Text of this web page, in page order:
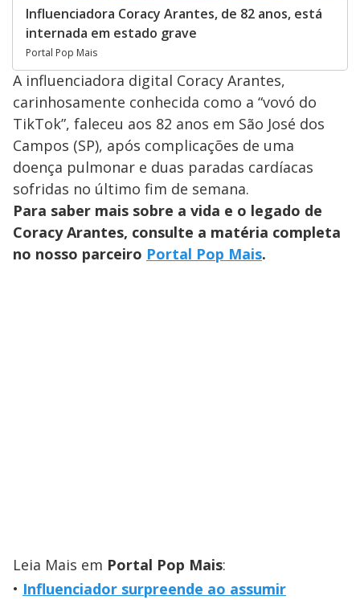
Influenciadora Coracy Arantes, de 82 anos, está
internada em estado grave
Portal Pop Mais
A influenciadora digital Coracy Arantes,
carinhosamente conhecida como a “vovó do
TikTok”, faleceu aos 82 anos em São José dos
Campos (SP), após complicações de uma
doença pulmonar e duas paradas cardíacas
sofridas no último fim de semana.
Para saber mais sobre a vida e o legado de
Coracy Arantes, consulte a matéria completa
no nosso parceiro Portal Pop Mais.
Leia Mais em Portal Pop Mais:
Influenciador surpreende ao assumir